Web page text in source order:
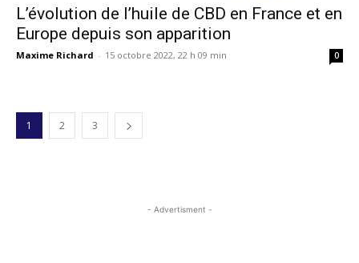
L’évolution de l’huile de CBD en France et en
Europe depuis son apparition
Maxime Richard - 15 octobre 2022, 22 h 09 min 0
1 2 3
- Advertisment -